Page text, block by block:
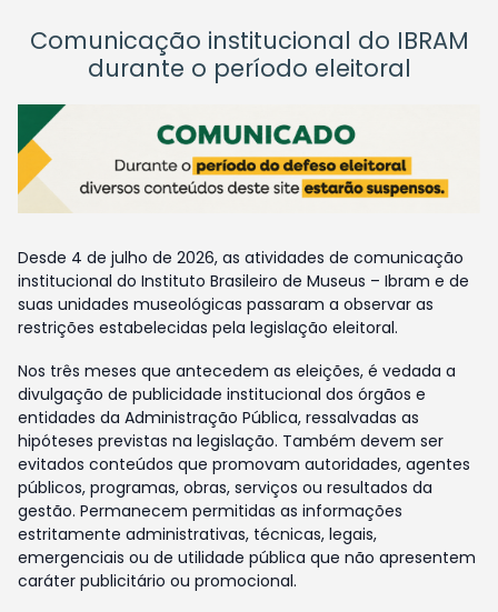
Comunicação institucional do IBRAM
durante o período eleitoral
Desde 4 de julho de 2026, as atividades de comunicação
institucional do Instituto Brasileiro de Museus – Ibram e de
suas unidades museológicas passaram a observar as
restrições estabelecidas pela legislação eleitoral.
Nos três meses que antecedem as eleições, é vedada a
divulgação de publicidade institucional dos órgãos e
entidades da Administração Pública, ressalvadas as
hipóteses previstas na legislação. Também devem ser
evitados conteúdos que promovam autoridades, agentes
públicos, programas, obras, serviços ou resultados da
gestão. Permanecem permitidas as informações
estritamente administrativas, técnicas, legais,
emergenciais ou de utilidade pública que não apresentem
caráter publicitário ou promocional.